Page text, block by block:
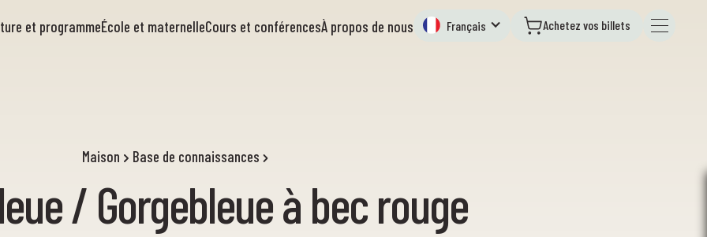
et programmeÉcole et maternelleCours et conférencesÀ propos de nous Français Achetez vos billets
Maison Base de connaissances
/ Gorgebleue à bec rouge